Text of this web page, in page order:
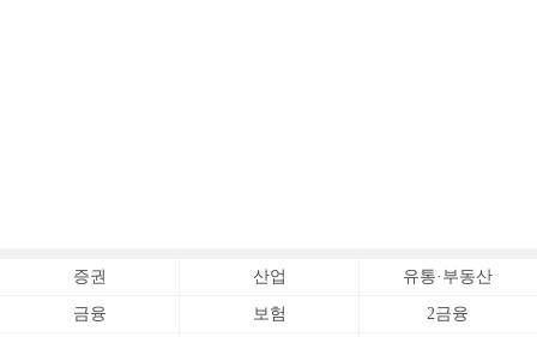
증권 산업 유통·부동산
금융 보험 2금융